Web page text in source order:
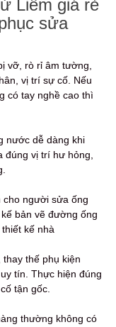
Liêm giá rẻ
sửa
vỡ, rò rỉ âm tường,
vị trí sự cố. Nếu
có tay nghề cao thì
nước dễ dàng khi
đúng vị trí hư hỏng,
cho người sửa ống
bản vẽ đường ống
kế nhà
thế phụ kiện
tín. Thực hiện đúng
tận gốc.
thường không có